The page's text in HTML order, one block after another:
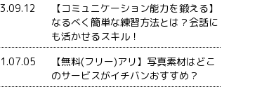
【コミュニケーション能力を鍛える】
なるべく簡単な練習方法とは？会話に
も活かせるスキル！
【無料(フリー)アリ】写真素材はどこ
のサービスがイチバンおすすめ？